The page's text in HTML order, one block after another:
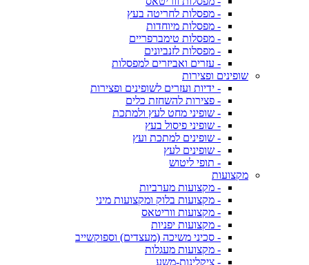
- מפסלות לחריטה בעץ
- מפסלות מיוחדות
- מפסלות טימברפריים
- מפסלות לזנביונים
- עזרים ואביזרים למפסלות
שופינים ופצירות
- ידיות ועזרים לשופינים ופצירות
- פצירות להשחזת כלים
- שופיני מחט לעץ ולמתכת
- שופיני פיסול בעץ
- שופינים למתכת ועץ
- שופינים לעץ
- תופי ליטוש
מקצועות
- מקצועות מערביות
- מקצועות בלוק ומקצועות מיני
- מקצועות ווריטאס
- מקצועות יפניות
- סכיני משיכה (מעצדים) וספוקשייב
- מקצועות מעגלות
- ציקלינות-משע